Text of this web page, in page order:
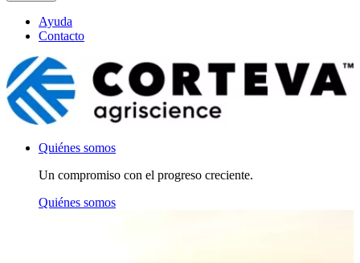
Ayuda
Contacto
Quiénes somos
Un compromiso con el progreso creciente.
Quiénes somos